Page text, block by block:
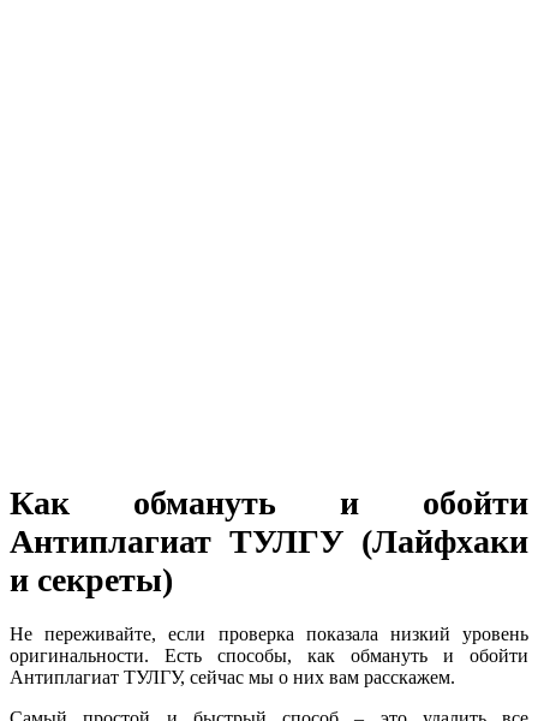
Как обмануть и обойти
Антиплагиат ТУЛГУ (Лайфхаки
и секреты)
Не переживайте, если проверка показала низкий уровень
оригинальности. Есть способы, как обмануть и обойти
Антиплагиат ТУЛГУ, сейчас мы о них вам расскажем.